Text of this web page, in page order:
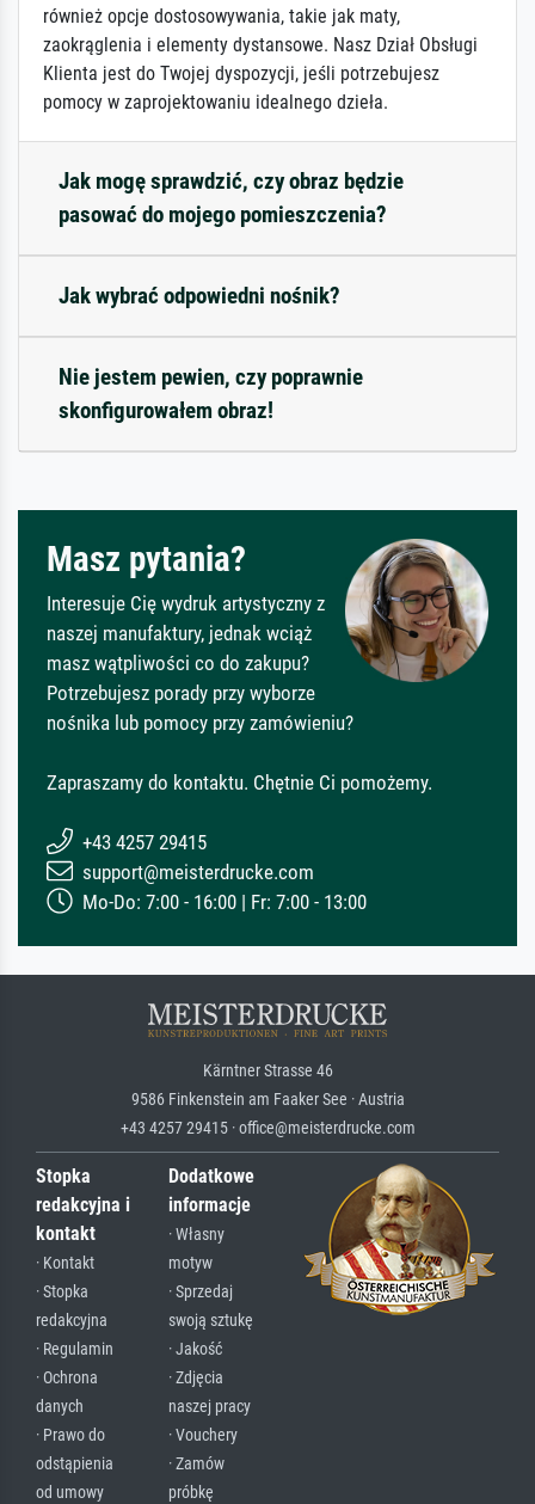
również opcje dostosowywania, takie jak maty,
zaokrąglenia i elementy dystansowe. Nasz Dział Obsługi
Klienta jest do Twojej dyspozycji, jeśli potrzebujesz
pomocy w zaprojektowaniu idealnego dzieła.
Jak mogę sprawdzić, czy obraz będzie
pasować do mojego pomieszczenia?
Jak wybrać odpowiedni nośnik?
Nie jestem pewien, czy poprawnie
skonfigurowałem obraz!
Masz pytania?
Interesuje Cię wydruk artystyczny z
naszej manufaktury, jednak wciąż
masz wątpliwości co do zakupu?
Potrzebujesz porady przy wyborze
nośnika lub pomocy przy zamówieniu?
Zapraszamy do kontaktu. Chętnie Ci pomożemy.
+43 4257 29415
support@meisterdrucke.com
Mo-Do: 7:00 - 16:00 | Fr: 7:00 - 13:00
Kärntner Strasse 46
9586 Finkenstein am Faaker See · Austria
+43 4257 29415 · office@meisterdrucke.com
Stopka
redakcyjna i
kontakt
· Kontakt
· Stopka
redakcyjna
· Regulamin
· Ochrona
danych
· Prawo do
odstąpienia
od umowy
Dodatkowe
informacje
· Własny
motyw
· Sprzedaj
swoją sztukę
· Jakość
· Zdjęcia
naszej pracy
· Vouchery
· Zamów
próbkę